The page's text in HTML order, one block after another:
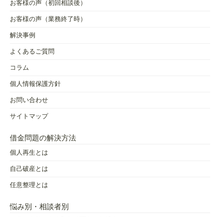
お客様の声（初回相談後）
お客様の声（業務終了時）
解決事例
よくあるご質問
コラム
個人情報保護方針
お問い合わせ
サイトマップ
借金問題の解決方法
個人再生とは
自己破産とは
任意整理とは
悩み別・相談者別